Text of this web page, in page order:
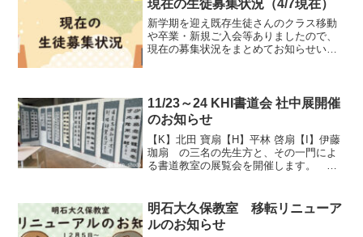
さい。＊4月30日までに...
現在の生徒募集状況（4/7現在）
新学期を迎え既存生徒さんのクラス移動
や卒業・新規ご入会等ありましたので、
現在の募集状況をまとめてお知らせいた
11/23～24 KHI書道会 社中展開催
のお知らせ
【K】北田 寶扇【H】平林 啓扇【I】伊藤
珈扇 の三名の先生方と、その一門によ
る書道教室の展覧会を開催します。 今
中学生から大人まで、多数の書作品を展
示します。 書道...
明石大久保教室 移転リニューア
ルのお知らせ